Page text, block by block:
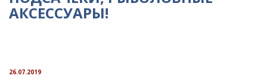
АКСЕССУАРЫ!
26.07.2019